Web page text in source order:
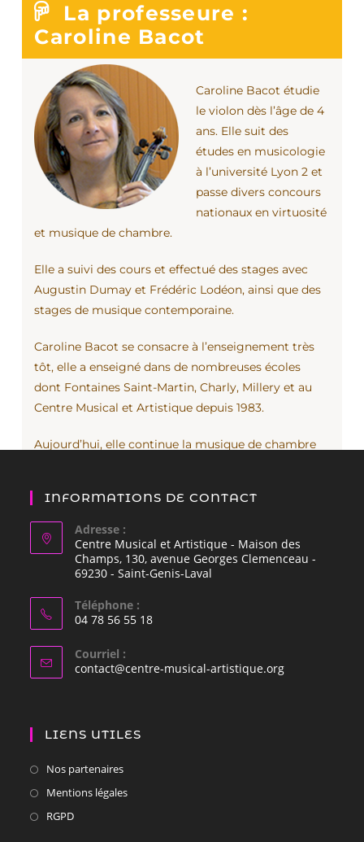
La professeure :
Caroline Bacot
Caroline Bacot étudie
le violon dès l’âge de 4
ans. Elle suit des
études en musicologie
à l’université Lyon 2 et
passe divers concours
nationaux en virtuosité
et musique de chambre.
Elle a suivi des cours et effectué des stages avec
Augustin Dumay et Frédéric Lodéon, ainsi que des
stages de musique contemporaine.
Caroline Bacot se consacre à l’enseignement très
tôt, elle a enseigné dans de nombreuses écoles
dont Fontaines Saint-Martin, Charly, Millery et au
Centre Musical et Artistique depuis 1983.
Aujourd’hui, elle continue la musique de chambre
INFORMATIONS DE CONTACT
Adresse :
Centre Musical et Artistique - Maison des
Champs, 130, avenue Georges Clemenceau -
69230 - Saint-Genis-Laval
Téléphone :
04 78 56 55 18
Courriel :
contact@centre-musical-artistique.org
LIENS UTILES
Nos partenaires
Mentions légales
RGPD